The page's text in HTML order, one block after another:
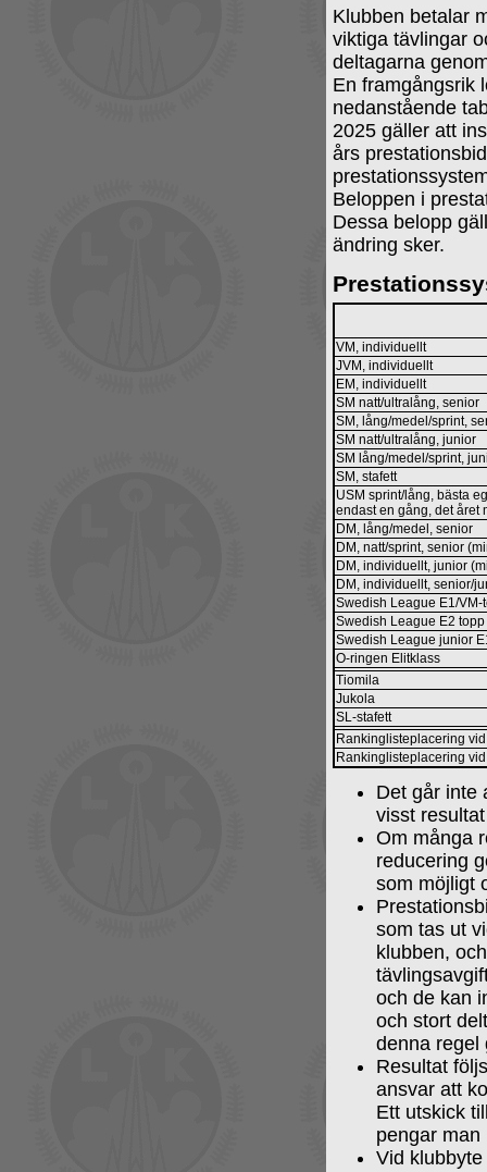
Klubben betalar
viktiga tävlingar
deltagarna
En framgångsrik
nedanstående
2025 gäller att
års
Beloppen i
Dessa belopp
ändring sker.
VM, individuellt
JVM, individuellt
EM, individuellt
SM natt/ultralång, senior
SM, lång/medel/sprint,
SM natt/ultralång, junior
SM lång/medel/sprint,
SM, stafett
USM sprint/lång, bästa
endast en gång, det året
DM, lång/medel, senior
DM, natt/sprint, senior
DM, individuellt, junior
DM, individuellt, senior/
Swedish League E1/VM-
Swedish League E2
Swedish League junior
O-ringen Elitklass
Tiomila
Jukola
SL-stafett
Rankinglisteplacering
Rankinglisteplacering
Det går inte
visst
Om många
reducering
som möjligt
som tas ut
klubben,
och de kan
och stort
denna regel
Resultat
ansvar att
Ett utskick
pengar
Vid